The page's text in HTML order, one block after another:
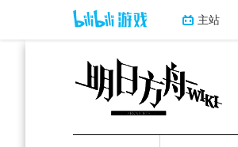
主站